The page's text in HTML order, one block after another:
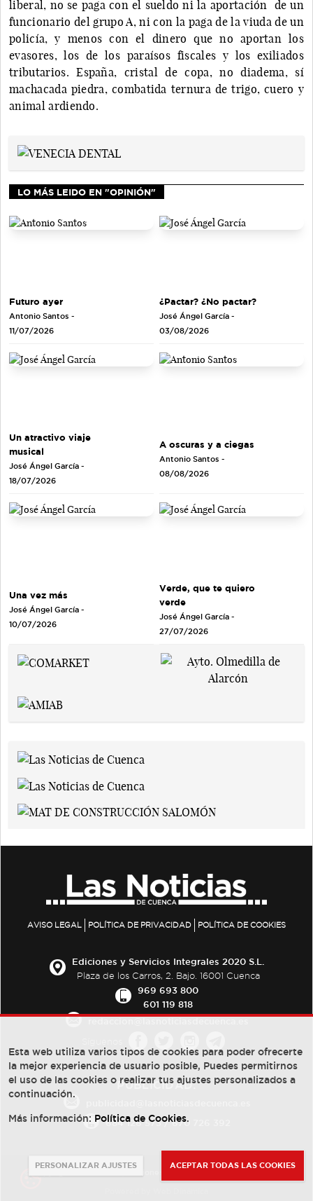
liberal, no se paga con el sueldo ni la aportación de un
funcionario del grupo A, ni con la paga de la viuda de un
policía, y menos con el dinero que no aportan los
evasores, los de los paraísos fiscales y los exiliados
tributarios. España, cristal de copa, no diadema, sí
machacada piedra, combatida ternura de trigo, cuero y
animal ardiendo.
LO MÁS LEIDO EN "OPINIÓN"
Futuro ayer
Antonio Santos -
11/07/2026
¿Pactar? ¿No pactar?
José Ángel García -
03/08/2026
Un atractivo viaje
musical
José Ángel García -
18/07/2026
A oscuras y a ciegas
Antonio Santos -
08/08/2026
Una vez más
José Ángel García -
10/07/2026
Verde, que te quiero
verde
José Ángel García -
27/07/2026
AVISO LEGAL POLÍTICA DE PRIVACIDAD POLÍTICA DE COOKIES
Ediciones y Servicios Integrales 2020 S.L.
Plaza de los Carros, 2. Bajo. 16001 Cuenca
969 693 800
601 119 818
PUBLICIDAD:
684 126 573/670 726 392
Esta web utiliza varios tipos de cookies para poder ofrecerte
la mejor experiencia de usuario posible, Puedes permitirnos
el uso de las cookies o realizar tus ajustes personalizados a
continuación.
Más información: Política de Cookies.
PERSONALIZAR AJUSTES ACEPTAR TODAS LAS COOKIES